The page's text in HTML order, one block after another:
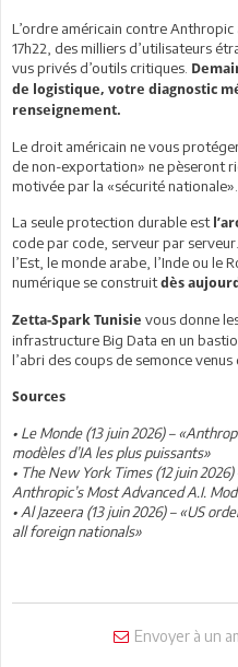
L’ordre américain contre Anthropic
17h22, des milliers d’utilisateurs
vus privés d’outils critiques.
de logistique, votre diagnostic
renseignement.
Le droit américain ne vous
de non-exportation» ne pèseront
motivée par la «sécurité nationale».
La seule protection durable est
code par code, serveur par
l’Est, le monde arabe, l’Inde ou le
numérique se construitdès
Zetta-Spark Tunisie vous donne
infrastructure Big Data en un
l’abri des coups de semonce venus
Sources
• Le Monde (13 juin 2026) –
modèles d’IA les plus puissants»
• The New York Times (12 juin
Anthropic’s Most Advanced A.I.
• Al Jazeera (13 juin 2026) – «US
all foreign nationals»
Envoyer à un